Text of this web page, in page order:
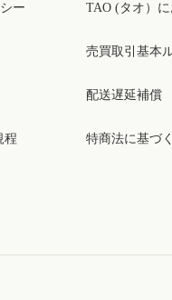
ー
程
TAO (タオ）
売買取引基本
配送遅延補償
特商法に基づ